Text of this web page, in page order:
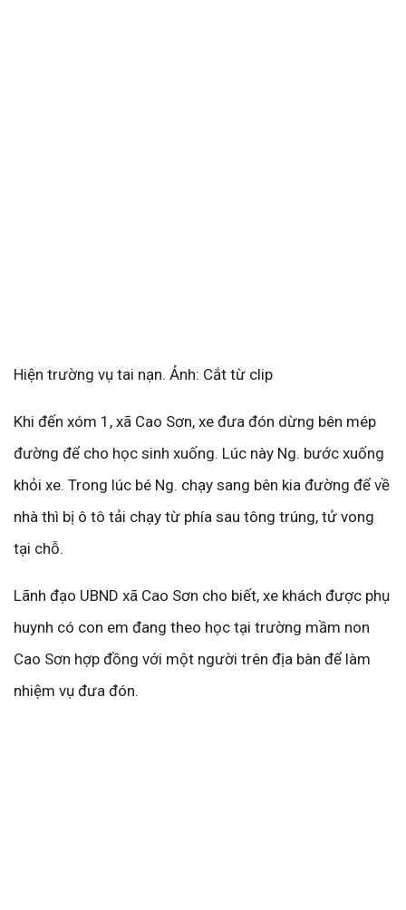
Hiện trường vụ tai nạn. Ảnh: Cắt từ clip
Khi đến xóm 1, xã Cao Sơn, xe đưa đón dừng bên mép
đường để cho học sinh xuống. Lúc này Ng. bước xuống
khỏi xe. Trong lúc bé Ng. chạy sang bên kia đường để về
nhà thì bị ô tô tải chạy từ phía sau tông trúng, tử vong
tại chỗ.
Lãnh đạo UBND xã Cao Sơn cho biết, xe khách được phụ
huynh có con em đang theo học tại trường mầm non
Cao Sơn hợp đồng với một người trên địa bàn để làm
nhiệm vụ đưa đón.